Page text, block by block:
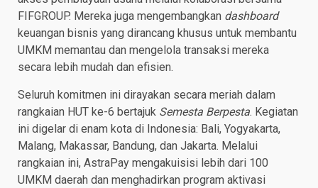
FIFGROUP. Mereka juga mengembangkan dashboard
keuangan bisnis yang dirancang khusus untuk membantu
UMKM memantau dan mengelola transaksi mereka
secara lebih mudah dan efisien.
Seluruh komitmen ini dirayakan secara meriah dalam
rangkaian HUT ke-6 bertajuk Semesta Berpesta. Kegiatan
ini digelar di enam kota di Indonesia: Bali, Yogyakarta,
Malang, Makassar, Bandung, dan Jakarta. Melalui
rangkaian ini, AstraPay mengakuisisi lebih dari 100
UMKM daerah dan menghadirkan program aktivasi